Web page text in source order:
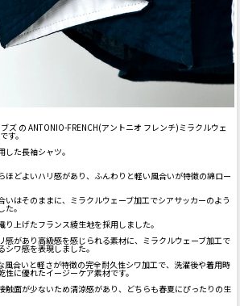
ズ の ANTONIO-FRENCH(アントニオ フレンチ)ミラクルウェ
す。
た長袖シャツ。
ほどよいハリ感があり、ふんわりと軽い風合いが特徴の綿ロー
いはそのままに、ミラクルウェーブ加工でシアサッカーのよう
。
上げたフランス綾生地を採用しました。
感があり高級感を感じられる素材に、ミラクルウェーブ加工で
ワ感を表現しました。
風合いと軽さが特徴の完全耐久性シワ加工で、洗濯後や着用時
に優れたイージーケア素材です。
触面が少ないため清涼感があり、どちらも春夏にぴったりの生